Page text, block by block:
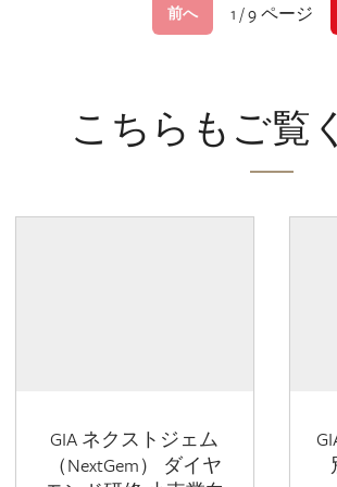
前へ 1 / 9 ページ
こちらもご覧
GIA ネクストジェム
（NextGem） ダイヤ